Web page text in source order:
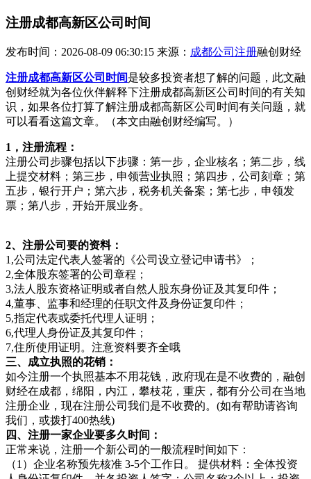
注册成都高新区公司时间
发布时间：2026-08-09 06:30:15 来源： 成都公司注册融创财经
注册成都高新区公司时间是较多投资者想了解的问题，此文融
创财经就为各位伙伴解释下注册成都高新区公司时间的有关知
识，如果各位打算了解注册成都高新区公司时间有关问题，就
可以看看这篇文章。（本文由融创财经编写。）
1，注册流程：
注册公司步骤包括以下步骤：第一步，企业核名；第二步，线
上提交材料；第三步，申领营业执照；第四步，公司刻章；第
五步，银行开户；第六步，税务机关备案；第七步，申领发
票；第八步，开始开展业务。
2、注册公司要的资料：
1,公司法定代表人签署的《公司设立登记申请书》；
2,全体股东签署的公司章程；
3,法人股东资格证明或者自然人股东身份证及其复印件；
4,董事、监事和经理的任职文件及身份证复印件；
5,指定代表或委托代理人证明；
6,代理人身份证及其复印件；
7,住所使用证明。注意资料要齐全哦
三、成立执照的花销：
如今注册一个执照基本不用花钱，政府现在是不收费的，融创
财经在成都，绵阳，内江，攀枝花，重庆，都有分公司在当地
注册企业，现在注册公司我们是不收费的。(如有帮助请咨询
我们，或拨打400热线)
四、注册一家企业要多久时间：
正常来说，注册一个新公司的一般流程时间如下：
（1）企业名称预先核准 3-5个工作日。 提供材料：全体投资